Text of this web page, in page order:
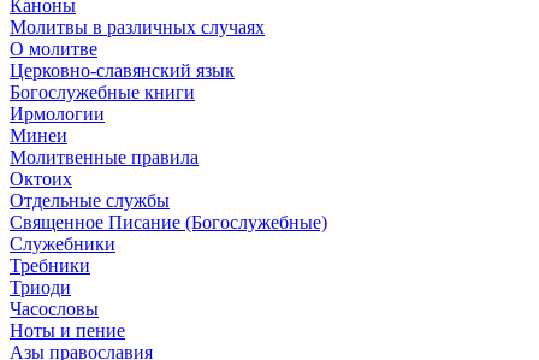
Каноны
Молитвы в различных случаях
О молитве
Церковно-славянский язык
Богослужебные книги
Ирмологии
Минеи
Молитвенные правила
Октоих
Отдельные службы
Священное Писание (Богослужебные)
Служебники
Требники
Триоди
Часословы
Ноты и пение
Азы православия